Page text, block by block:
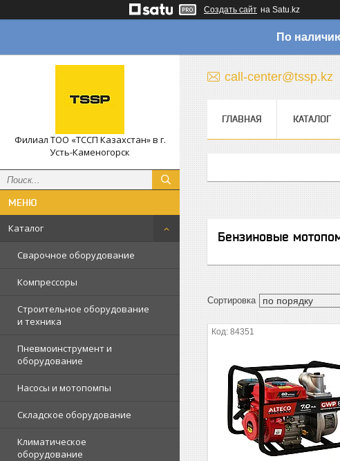
Создать сайт на Satu.kz
По
Филиал ТОО «ТССП Казахстан» в г.
Усть-Каменогорск
Каталог
Сварочное оборудование
Компрессоры
Строительное оборудование
и техника
Пневмоинструмент и
оборудование
Насосы и мотопомпы
Складское оборудование
Климатическое
оборудование
call-center@tssp.kz
ГЛАВНАЯ КАТАЛОГ
Бензиновые
84351